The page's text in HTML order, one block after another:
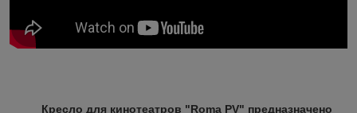
Кресло для кинотеатров "Roma PV" предназначено